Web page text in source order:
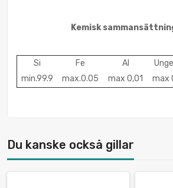
Kemisk
Si Fe Al
min.99.9
max.0.05 max 0,01 max
Du kanske också gillar